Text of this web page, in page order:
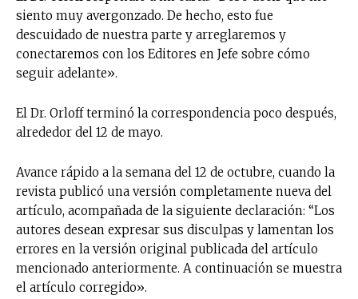
siento muy avergonzado. De hecho, esto fue
descuidado de nuestra parte y arreglaremos y
conectaremos con los Editores en Jefe sobre cómo
seguir adelante».
El Dr. Orloff terminó la correspondencia poco después,
alrededor del 12 de mayo.
Avance rápido a la semana del 12 de octubre, cuando la
revista publicó una versión completamente nueva del
artículo, acompañada de la siguiente declaración: “Los
autores desean expresar sus disculpas y lamentan los
errores en la versión original publicada del artículo
mencionado anteriormente. A continuación se muestra
el artículo corregido».